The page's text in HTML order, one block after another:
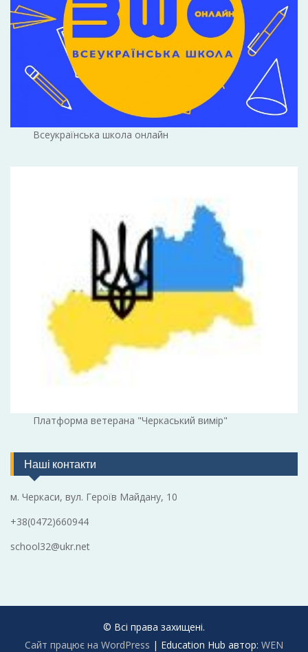
Всеукраїнська школа онлайн
Платформа ветерана "Черкаський вимір"
Наші контакти
м. Черкаси, вул. Героїв Майдану, 10
+38(0472)660944
school32@ukr.net
© Всі права захищені.
Сайт працює на WordPress | Education Hub автор: WEN